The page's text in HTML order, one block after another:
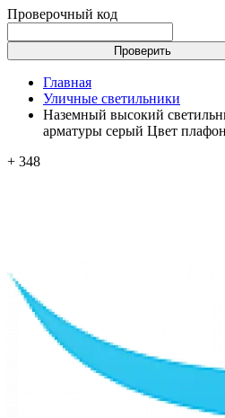
Проверочный код
Проверить
Главная
Уличные светильники
Наземный высокий
арматуры серый Цвет
+ 348